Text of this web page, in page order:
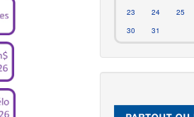
23
24 25
30
31